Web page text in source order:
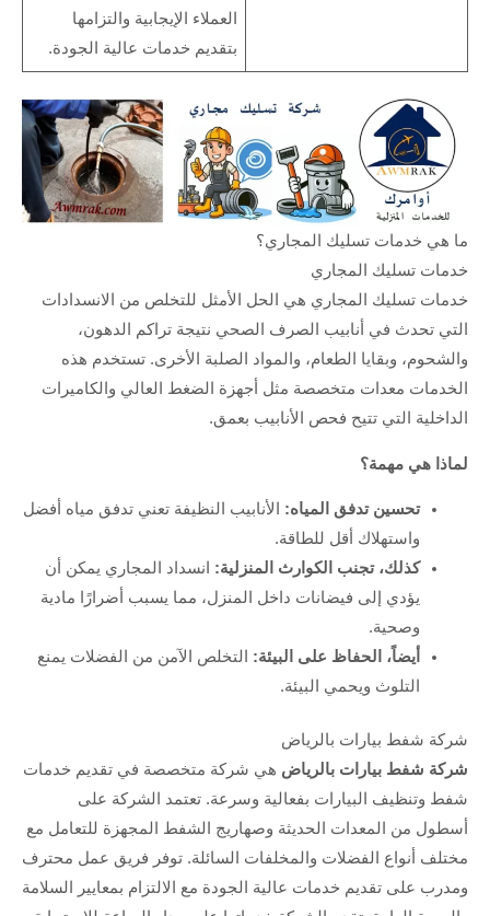
العملاء الإيجابية والتزامها
بتقديم خدمات عالية الجودة.
ما هي خدمات تسليك المجاري؟
خدمات تسليك المجاري
خدمات تسليك المجاري هي الحل الأمثل للتخلص من الانسدادات
التي تحدث في أنابيب الصرف الصحي نتيجة تراكم الدهون،
والشحوم، وبقايا الطعام، والمواد الصلبة الأخرى. تستخدم هذه
الخدمات معدات متخصصة مثل أجهزة الضغط العالي والكاميرات
الداخلية التي تتيح فحص الأنابيب بعمق.
لماذا هي مهمة؟
تحسين تدفق المياه: الأنابيب النظيفة تعني تدفق مياه أفضل
واستهلاك أقل للطاقة.
كذلك، تجنب الكوارث المنزلية: انسداد المجاري يمكن أن
يؤدي إلى فيضانات داخل المنزل، مما يسبب أضرارًا مادية
وصحية.
أيضاً، الحفاظ على البيئة: التخلص الآمن من الفضلات يمنع
التلوث ويحمي البيئة.
شركة شفط بيارات بالرياض
شركة شفط بيارات بالرياض هي شركة متخصصة في تقديم خدمات
شفط وتنظيف البيارات بفعالية وسرعة. تعتمد الشركة على
أسطول من المعدات الحديثة وصهاريج الشفط المجهزة للتعامل مع
مختلف أنواع الفضلات والمخلفات السائلة. توفر فريق عمل محترف
ومدرب على تقديم خدمات عالية الجودة مع الالتزام بمعايير السلامة